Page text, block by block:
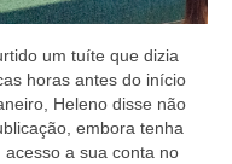
um tuíte que dizia
horas antes do início
Heleno disse não
embora tenha
a sua conta no